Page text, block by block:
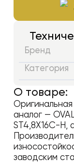
Бренд
Категория
О товаре:
аналог —
ST4,8X16C-H,
заводским